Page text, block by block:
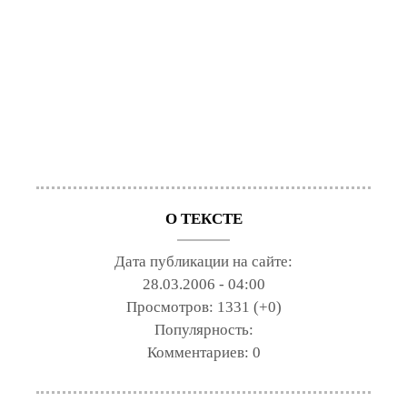
О ТЕКСТЕ
Дата публикации на сайте:
28.03.2006 - 04:00
Просмотров: 1331 (+0)
Популярность:
Комментариев: 0